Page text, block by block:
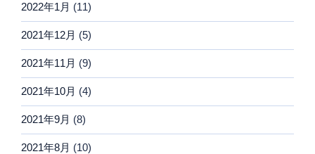
2022年1月 (11)
2021年12月 (5)
2021年11月 (9)
2021年10月 (4)
2021年9月 (8)
2021年8月 (10)